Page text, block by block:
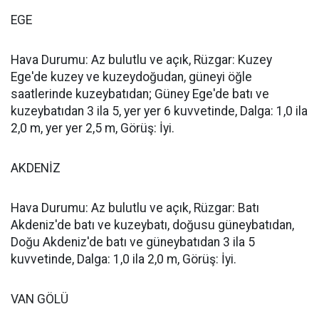
EGE
Hava Durumu: Az bulutlu ve açık, Rüzgar: Kuzey
Ege'de kuzey ve kuzeydoğudan, güneyi öğle
saatlerinde kuzeybatıdan; Güney Ege'de batı ve
kuzeybatıdan 3 ila 5, yer yer 6 kuvvetinde, Dalga: 1,0 ila
2,0 m, yer yer 2,5 m, Görüş: İyi.
AKDENİZ
Hava Durumu: Az bulutlu ve açık, Rüzgar: Batı
Akdeniz'de batı ve kuzeybatı, doğusu güneybatıdan,
Doğu Akdeniz'de batı ve güneybatıdan 3 ila 5
kuvvetinde, Dalga: 1,0 ila 2,0 m, Görüş: İyi.
VAN GÖLÜ